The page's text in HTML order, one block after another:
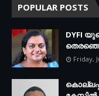
POPULAR POSTS
DYFI
Friday,